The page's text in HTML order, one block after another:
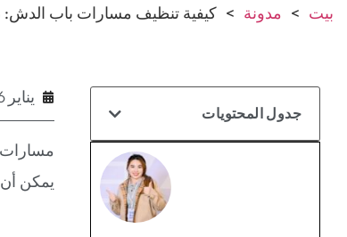
بيت > مدونة > كيفية تنظيف مسارات باب الدش:
جدول المحتويات
يناير 16, 2025
يمكن